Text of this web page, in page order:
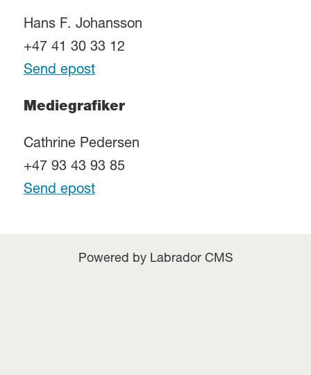
Hans F. Johansson
+47 41 30 33 12
Send epost
Mediegrafiker
Cathrine Pedersen
+47 93 43 93 85
Send epost
Powered by Labrador CMS